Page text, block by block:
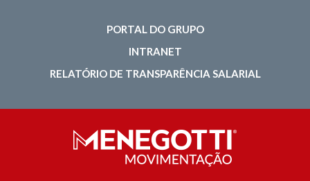
PORTAL DO GRUPO
INTRANET
RELATÓRIO DE TRANSPARÊNCIA SALARIAL